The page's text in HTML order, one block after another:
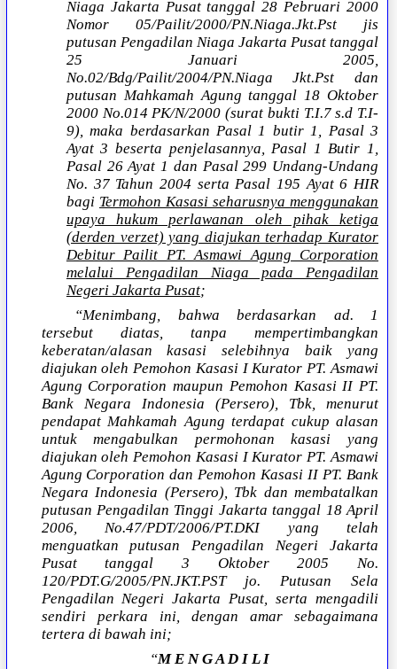
Niaga Jakarta Pusat tanggal 28 Pebruari 2000
Nomor 05/Pailit/2000/PN.Niaga.Jkt.Pst jis
putusan Pengadilan Niaga Jakarta Pusat tanggal
25 Januari 2005,
No.02/Bdg/Pailit/2004/PN.Niaga Jkt.Pst dan
putusan Mahkamah Agung tanggal 18 Oktober
2000 No.014 PK/N/2000 (surat bukti T.I.7 s.d T.I-
9), maka berdasarkan Pasal 1 butir 1, Pasal 3
Ayat 3 beserta penjelasannya, Pasal 1 Butir 1,
Pasal 26 Ayat 1 dan Pasal 299 Undang-Undang
No. 37 Tahun 2004 serta Pasal 195 Ayat 6 HIR
bagi Termohon Kasasi seharusnya menggunakan
upaya hukum perlawanan oleh pihak ketiga
(derden verzet) yang diajukan terhadap Kurator
Debitur Pailit PT. Asmawi Agung Corporation
melalui Pengadilan Niaga pada Pengadilan
Negeri Jakarta Pusat;
“Menimbang, bahwa berdasarkan ad. 1
tersebut diatas, tanpa mempertimbangkan
keberatan/alasan kasasi selebihnya baik yang
diajukan oleh Pemohon Kasasi I Kurator PT. Asmawi
Agung Corporation maupun Pemohon Kasasi II PT.
Bank Negara Indonesia (Persero), Tbk, menurut
pendapat Mahkamah Agung terdapat cukup alasan
untuk mengabulkan permohonan kasasi yang
diajukan oleh Pemohon Kasasi I Kurator PT. Asmawi
Agung Corporation dan Pemohon Kasasi II PT. Bank
Negara Indonesia (Persero), Tbk dan membatalkan
putusan Pengadilan Tinggi Jakarta tanggal 18 April
2006, No.47/PDT/2006/PT.DKI yang telah
menguatkan putusan Pengadilan Negeri Jakarta
Pusat tanggal 3 Oktober 2005 No.
120/PDT.G/2005/PN.JKT.PST jo. Putusan Sela
Pengadilan Negeri Jakarta Pusat, serta mengadili
sendiri perkara ini, dengan amar sebagaimana
tertera di bawah ini;
“M E N G A D I L I